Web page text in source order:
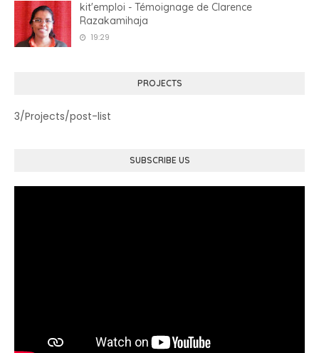
kit'emploi - Témoignage de Clarence
Razakamihaja
19:29
PROJECTS
3/Projects/post-list
SUBSCRIBE US